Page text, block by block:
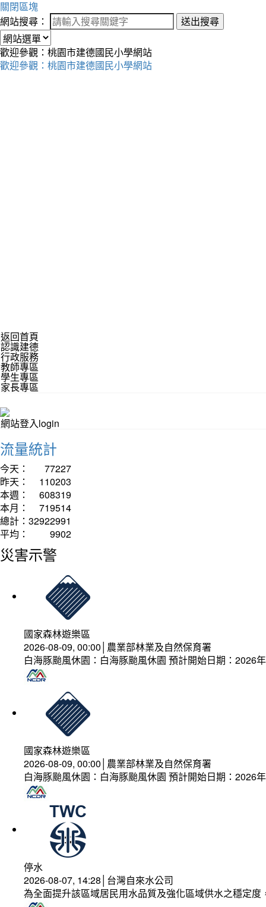
關閉區塊
網站搜尋：
送出搜尋
歡迎參觀：桃園市建德國民小學網站
歡迎參觀：桃園市建德國民小學網站
返回首頁
認識建德
行政服務
教師專區
學生專區
家長專區
網站登入login
流量統計
今天：
77227
昨天：
110203
本週：
608319
本月：
719514
總計： 32922991
平均：
9902
災害示警
國家森林遊樂區
2026-08-09, 00:00│農業部林業及自然保育署
白海豚颱風休園：白海豚颱風休園 預計開始日期：2026
國家森林遊樂區
2026-08-09, 00:00│農業部林業及自然保育署
白海豚颱風休園：白海豚颱風休園 預計開始日期：2026
停水
2026-08-07, 14:28│台灣自來水公司
為全面提升該區域居民用水品質及強化區域供水之穩定